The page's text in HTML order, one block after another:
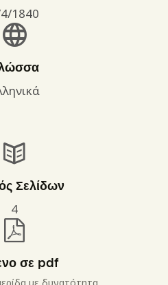
1840
Σελίδων
4
σε pdf